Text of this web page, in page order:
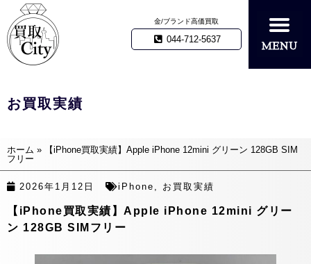
金/ブランド高価買取
044-712-5637
お買取実績
ホーム »
【iPhone買取実績】Apple iPhone 12mini グリーン 128GB SIM
フリー
2026年1月12日 iPhone お買取実績
【iPhone買取実績】Apple iPhone 12mini グリー
ン 128GB SIMフリー